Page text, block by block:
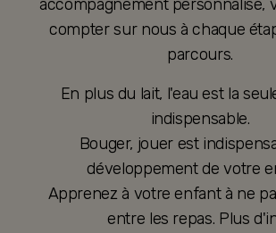
accompagnement personnalisé,
compter sur nous à chaque
parcours.
En plus du lait, l'eau est la
indispensable.
Bouger, jouer est
développement de votre
Apprenez à votre enfant à ne
entre les repas. Plus